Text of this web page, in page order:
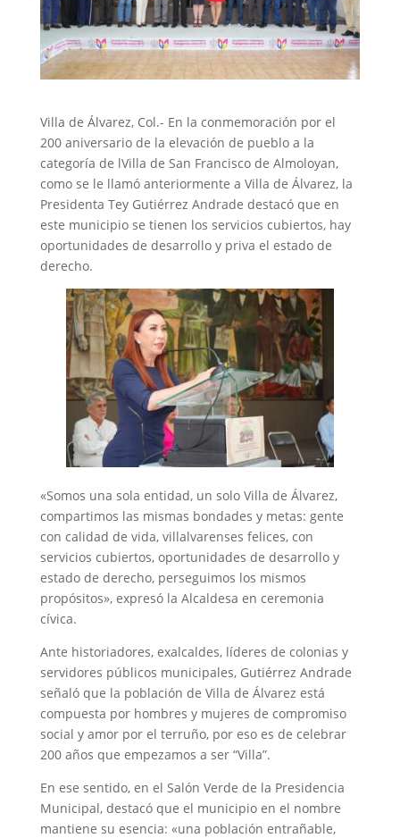
Villa de Álvarez, Col.- En la conmemoración por el
200 aniversario de la elevación de pueblo a la
categoría de lVilla de San Francisco de Almoloyan,
como se le llamó anteriormente a Villa de Álvarez, la
Presidenta Tey Gutiérrez Andrade destacó que en
este municipio se tienen los servicios cubiertos, hay
oportunidades de desarrollo y priva el estado de
derecho.
«Somos una sola entidad, un solo Villa de Álvarez,
compartimos las mismas bondades y metas: gente
con calidad de vida, villalvarenses felices, con
servicios cubiertos, oportunidades de desarrollo y
estado de derecho, perseguimos los mismos
propósitos», expresó la Alcaldesa en ceremonia
cívica.
Ante historiadores, exalcaldes, líderes de colonias y
servidores públicos municipales, Gutiérrez Andrade
señaló que la población de Villa de Álvarez está
compuesta por hombres y mujeres de compromiso
social y amor por el terruño, por eso es de celebrar
200 años que empezamos a ser “Villa”.
En ese sentido, en el Salón Verde de la Presidencia
Municipal, destacó que el municipio en el nombre
mantiene su esencia: «una población entrañable,